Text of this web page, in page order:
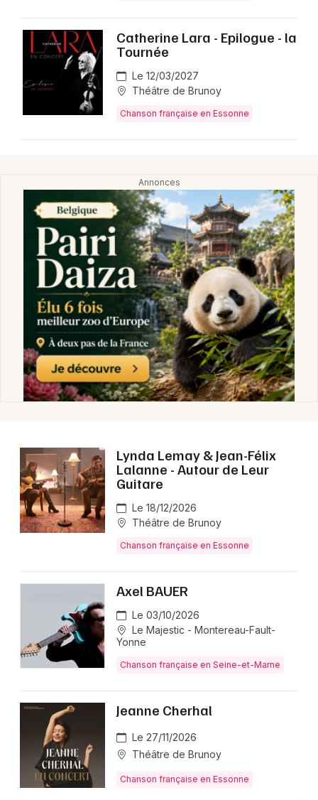
Catherine Lara - Epilogue - la
Tournée
Le 12/03/2027
Théâtre de Brunoy
Chanson française en Essonne
Lynda Lemay & Jean-Félix
Lalanne - Autour de Leur
Guitare
Le 18/12/2026
Théâtre de Brunoy
Chanson française en Essonne
Axel BAUER
Le 03/10/2026
Le Majestic - Montereau-Fault-
Yonne
Chanson française en Seine-et-Marne
Jeanne Cherhal
Le 27/11/2026
Théâtre de Brunoy
Chanson française en Essonne